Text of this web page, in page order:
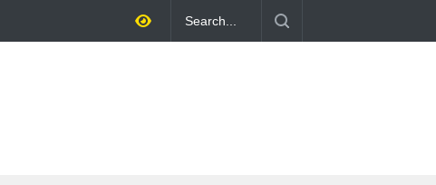
বেসরকারি খাতের গতিশীলতায় অর্থনীতি গড়ে তোলাই সরকারের মূল লক্ষ্য: প্রধানমন্ত্রী